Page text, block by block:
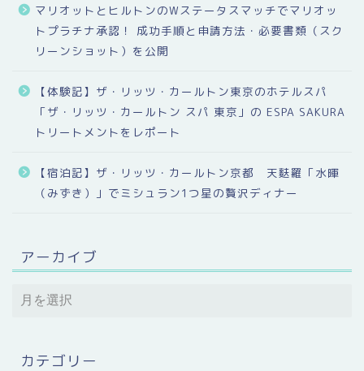
マリオットとヒルトンのWステータスマッチでマリオッ
トプラチナ承認！ 成功手順と申請方法・必要書類（スク
リーンショット）を公開
【体験記】ザ・リッツ・カールトン東京のホテルスパ
「ザ・リッツ・カールトン スパ 東京」の ESPA SAKURA
トリートメントをレポート
【宿泊記】ザ・リッツ・カールトン京都 天麩羅「水暉
（みずき）」でミシュラン1つ星の贅沢ディナー
アーカイブ
カテゴリー